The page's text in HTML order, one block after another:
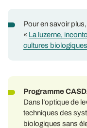
Pour en savoir
« La luzerne,
cultures biologiques
Programme
Dans l’optique de
techniques des
biologiques sans